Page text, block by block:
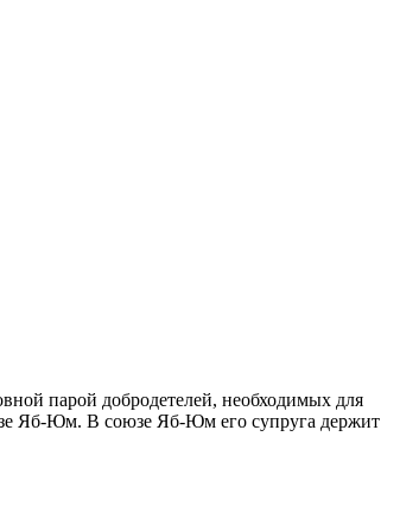
парой добродетелей, необходимых для
Яб-Юм. В союзе Яб-Юм его супруга держит